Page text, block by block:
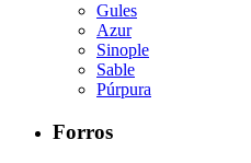
Gules
Azur
Sinople
Sable
Púrpura
Forros